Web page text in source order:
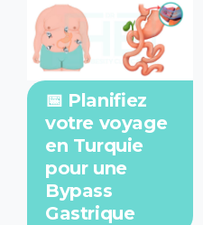
📅 Planifiez
votre voyage
en Turquie
pour une
Bypass
Gastrique